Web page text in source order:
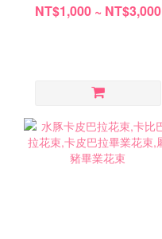
NT$1,000 ~ NT$3,000